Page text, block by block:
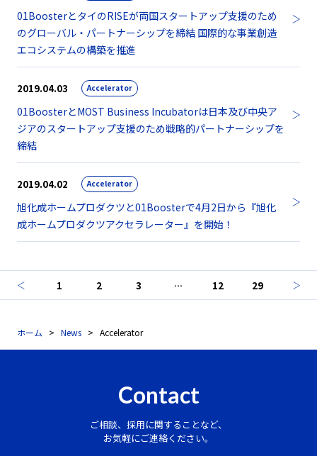
01BoosterとタイのRISEが両国スタートアップ支援のため
のグローバル・パートナーシップを締結 国際的な事業創造
エコシステムの構築を推進
2019.04.03 Accelerator
01BoosterとMOST Business Incubatorは日本及び中央ア
ジアのスタートアップ支援のため戦略的パートナーシップを
締結
2019.04.02 Accelerator
旭化成ホームプロダクツと01Boosterで4月2日から『旭化
成ホームプロダクツアクセラレーター』を開始！
1 2 3 … 12 29
ホーム News Accelerator
Contact
ご相談、採用に関することなど、
お気軽にご連絡ください。